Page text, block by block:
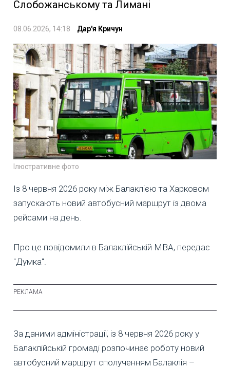
Слобожанському та Лимані
08.06.2026, 14:18 Дар'я Кричун
Ілюстративне фото
Із 8 червня 2026 року між Балаклією та Харковом
запускають новий автобусний маршрут із двома
рейсами на день.
Про це повідомили в Балаклійській МВА, передає
"Думка".
За даними адміністрації, із 8 червня 2026 року у
Балаклійській громаді розпочинає роботу новий
автобусний маршрут сполученням Балаклія –